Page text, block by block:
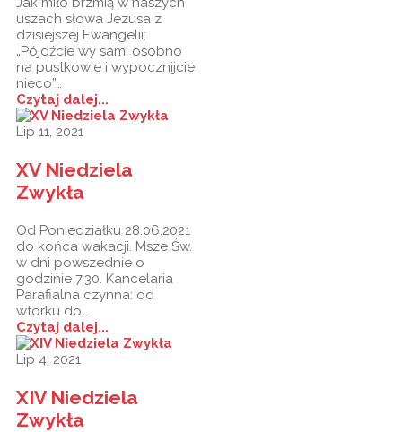
uszach słowa Jezusa z
dzisiejszej Ewangelii:
„Pójdźcie wy sami osobno
na pustkowie i wypocznijcie
nieco”…
Czytaj dalej...
Lip 11, 2021
XV Niedziela
Zwykła
Od Poniedziałku 28.06.2021
do końca wakacji. Msze Św.
w dni powszednie o
godzinie 7.30. Kancelaria
Parafialna czynna: od
wtorku do…
Czytaj dalej...
Lip 4, 2021
XIV Niedziela
Zwykła